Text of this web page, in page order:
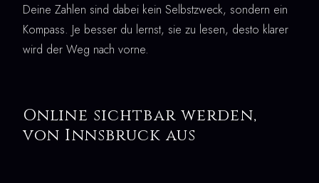
Deine Zahlen sind dabei kein Selbstzweck, sondern ein
Kompass. Je besser du lernst, sie zu lesen, desto klarer
wird der Weg nach vorne.
Online sichtbar werden,
von Innsbruck aus